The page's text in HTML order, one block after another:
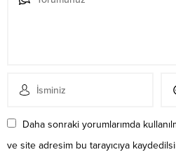
Daha sonraki yorumlarımda
ve site adresim bu tarayıcıya